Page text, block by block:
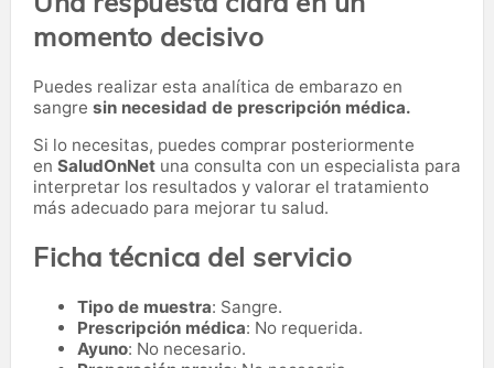
momento decisivo
Puedes realizar esta analítica de embarazo en
sangre sin necesidad de prescripción médica.
Si lo necesitas, puedes comprar posteriormente
en SaludOnNet una consulta con un especialista para
interpretar los resultados y valorar el tratamiento
más adecuado para mejorar tu salud.
Ficha técnica del servicio
Tipo de muestra: Sangre.
Prescripción médica: No requerida.
Ayuno: No necesario.